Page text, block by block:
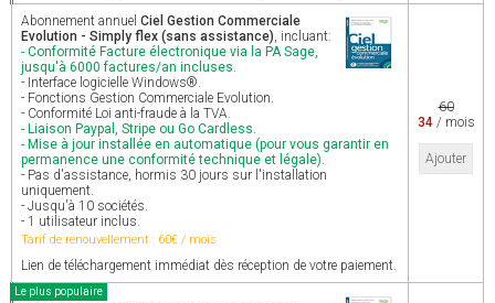
Abonnement annuel Ciel Gestion Commerciale
Evolution - Simply flex (sans assistance), incluant:
- Conformité Facture électronique via la PA Sage,
jusqu'à 6000 factures/an incluses.
- Interface logicielle Windows®.
- Fonctions Gestion Commerciale Evolution.
- Conformité Loi anti-fraude à la TVA.
- Liaison Paypal, Stripe ou Go Cardless.
- Mise à jour installée en automatique (pour vous garantir en
permanence une conformité technique et légale).
- Pas d'assistance, hormis 30 jours sur l'installation
uniquement.
- Jusqu'à 10 sociétés.
- 1 utilisateur inclus.
Tarif de renouvellement : 60€ / mois
Lien de téléchargement immédiat dès réception de votre paiement.
60
34/ mois
Ajouter
Le plus populaire